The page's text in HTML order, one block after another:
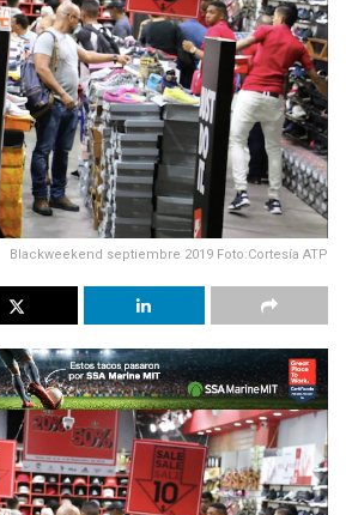
Blackweekend septiembre 2019 Foto:Cortesía ATP